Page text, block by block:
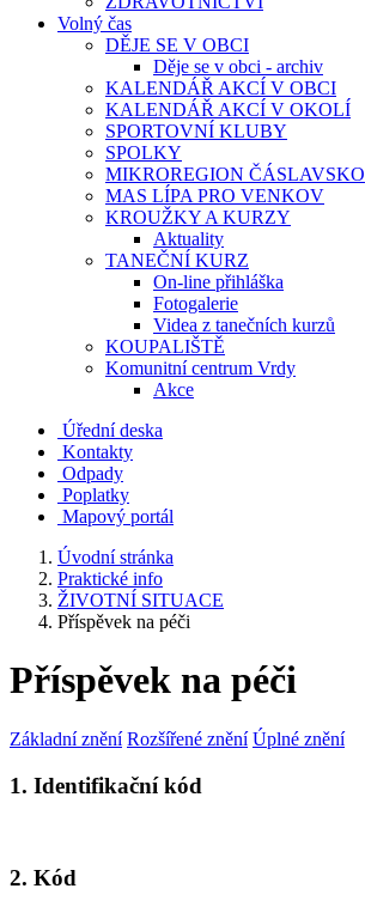
Volný čas
DĚJE SE V OBCI
Děje se v obci - archiv
KALENDÁŘ AKCÍ V OBCI
KALENDÁŘ AKCÍ V OKOLÍ
SPORTOVNÍ KLUBY
SPOLKY
MIKROREGION ČÁSLAVSKO
MAS LÍPA PRO VENKOV
KROUŽKY A KURZY
Aktuality
TANEČNÍ KURZ
On-line přihláška
Fotogalerie
Videa z tanečních kurzů
KOUPALIŠTĚ
Komunitní centrum Vrdy
Akce
Úřední deska
Kontakty
Odpady
Poplatky
Mapový portál
Úvodní stránka
Praktické info
ŽIVOTNÍ SITUACE
Příspěvek na péči
Příspěvek na péči
Základní znění Rozšířené znění Úplné znění
1. Identifikační kód
2. Kód